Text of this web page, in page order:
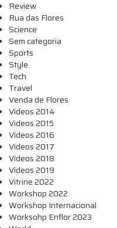
Review
Rua das Flores
Science
Sem categoria
Sports
Style
Tech
Travel
Venda de Flores
Vídeos 2014
Videos 2015
Vídeos 2016
Vídeos 2017
Vídeos 2018
Vídeos 2019
Vitrine 2022
Workshop 2022
Workshop Internacional
Worksohp Enflor 2023